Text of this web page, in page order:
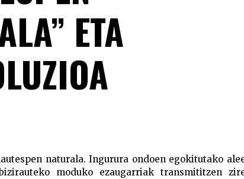
ETA
naturala. Ingurura ondoen egokitutako
moduko ezaugarriak transmititzen